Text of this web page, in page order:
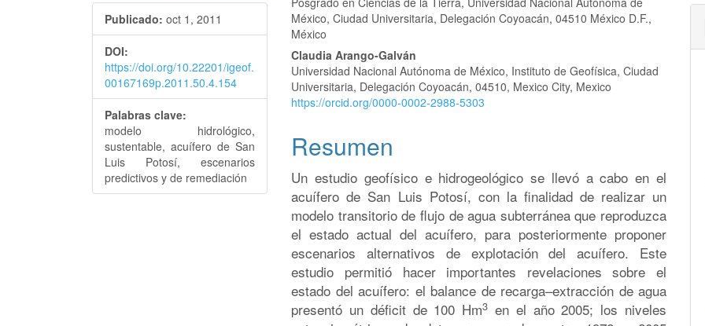
artículo
Publicado: oct 1, 2011
DOI:
https://doi.org/10.22201/igeof.
00167169p.2011.50.4.154
Palabras clave:
modelo hidrológico,
sustentable, acuífero de San
Luis Potosí, escenarios
predictivos y de remediación
artículo
México, Ciudad Universitaria, Delegación Coyoacán, 04510 México D.F.,
México
Claudia Arango-Galván
Universidad Nacional Autónoma de México, Instituto de Geofísica, Ciudad
Universitaria, Delegación Coyoacán, 04510, Mexico City, Mexico
https://orcid.org/0000-0002-2988-5303
Resumen
Un estudio geofísico e hidrogeológico se llevó a cabo en el
acuífero de San Luis Potosí, con la finalidad de realizar un
modelo transitorio de flujo de agua subterránea que reproduzca
el estado actual del acuífero, para posteriormente proponer
escenarios alternativos de explotación del acuífero. Este
estudio permitió hacer importantes revelaciones sobre el
estado del acuífero: el balance de recarga–extracción de agua
presentó un déficit de 100 Hm3 en el año 2005; los niveles